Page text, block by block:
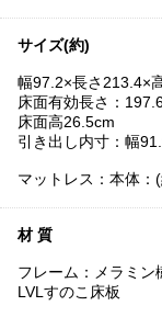
サイズ(約)
幅97.2×長さ213.4×
床面有効長さ：
床面高26.5cm
引き出し内寸：幅
マットレス：本体
材 質
フレーム：メラミン
LVLすのこ床板